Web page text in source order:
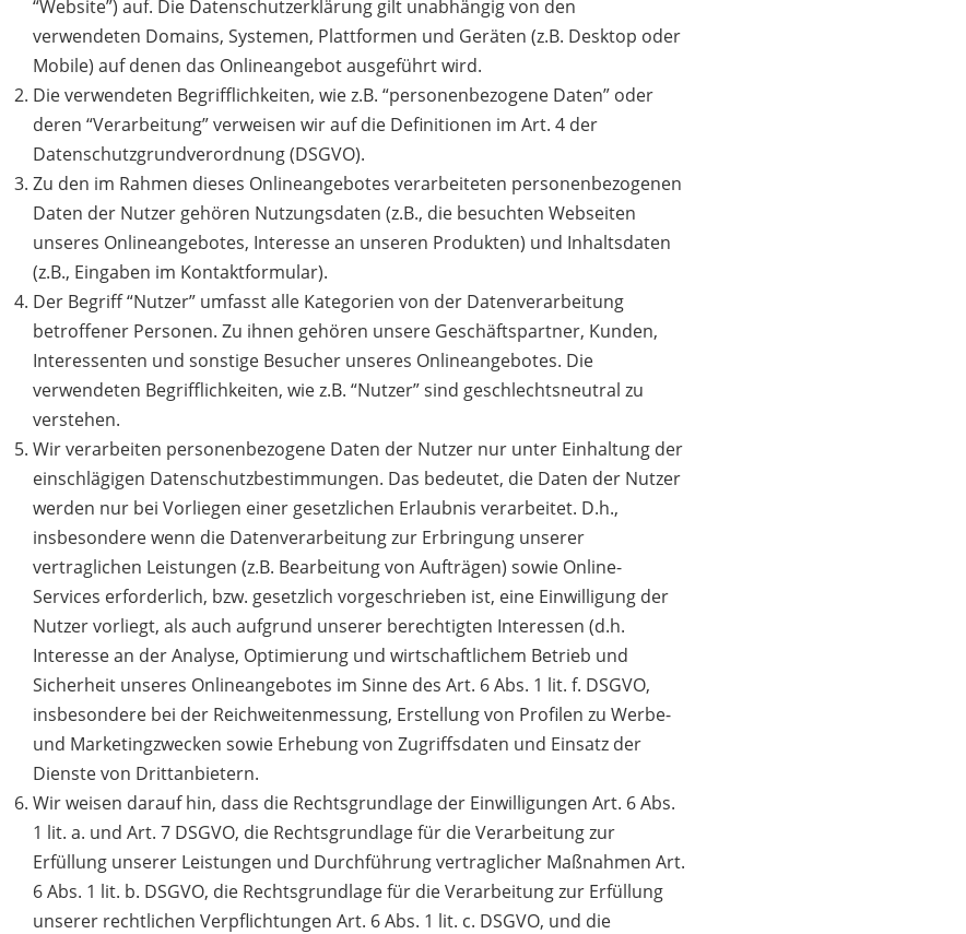
“Website”) auf. Die Datenschutzerklärung gilt unabhängig von den
verwendeten Domains, Systemen, Plattformen und Geräten (z.B. Desktop oder
Mobile) auf denen das Onlineangebot ausgeführt wird.
Die verwendeten Begrifflichkeiten, wie z.B. “personenbezogene Daten” oder
deren “Verarbeitung” verweisen wir auf die Definitionen im Art. 4 der
Datenschutzgrundverordnung (DSGVO).
Zu den im Rahmen dieses Onlineangebotes verarbeiteten personenbezogenen
Daten der Nutzer gehören Nutzungsdaten (z.B., die besuchten Webseiten
unseres Onlineangebotes, Interesse an unseren Produkten) und Inhaltsdaten
(z.B., Eingaben im Kontaktformular).
Der Begriff “Nutzer” umfasst alle Kategorien von der Datenverarbeitung
betroffener Personen. Zu ihnen gehören unsere Geschäftspartner, Kunden,
Interessenten und sonstige Besucher unseres Onlineangebotes. Die
verwendeten Begrifflichkeiten, wie z.B. “Nutzer” sind geschlechtsneutral zu
verstehen.
Wir verarbeiten personenbezogene Daten der Nutzer nur unter Einhaltung der
einschlägigen Datenschutzbestimmungen. Das bedeutet, die Daten der Nutzer
werden nur bei Vorliegen einer gesetzlichen Erlaubnis verarbeitet. D.h.,
insbesondere wenn die Datenverarbeitung zur Erbringung unserer
vertraglichen Leistungen (z.B. Bearbeitung von Aufträgen) sowie Online-
Services erforderlich, bzw. gesetzlich vorgeschrieben ist, eine Einwilligung der
Nutzer vorliegt, als auch aufgrund unserer berechtigten Interessen (d.h.
Interesse an der Analyse, Optimierung und wirtschaftlichem Betrieb und
Sicherheit unseres Onlineangebotes im Sinne des Art. 6 Abs. 1 lit. f. DSGVO,
insbesondere bei der Reichweitenmessung, Erstellung von Profilen zu Werbe-
und Marketingzwecken sowie Erhebung von Zugriffsdaten und Einsatz der
Dienste von Drittanbietern.
Wir weisen darauf hin, dass die Rechtsgrundlage der Einwilligungen Art. 6 Abs.
1 lit. a. und Art. 7 DSGVO, die Rechtsgrundlage für die Verarbeitung zur
Erfüllung unserer Leistungen und Durchführung vertraglicher Maßnahmen Art.
6 Abs. 1 lit. b. DSGVO, die Rechtsgrundlage für die Verarbeitung zur Erfüllung
unserer rechtlichen Verpflichtungen Art. 6 Abs. 1 lit. c. DSGVO, und die